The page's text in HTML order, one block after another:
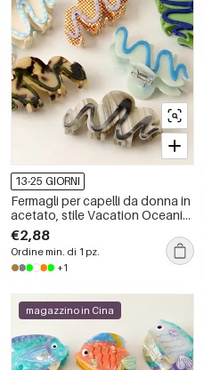
13-25 GIORNI
Fermagli per capelli da donna in
acetato, stile Vacation Oceanic,
serie di lusso.
€2,88
Ordine min. di 1 pz.
+1
magazzino in Cina